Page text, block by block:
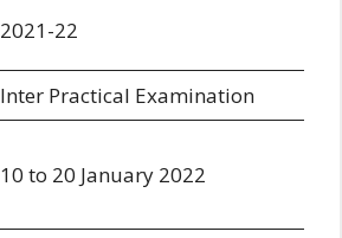
2021-22
Inter Practical Examination
10 to 20 January 2022